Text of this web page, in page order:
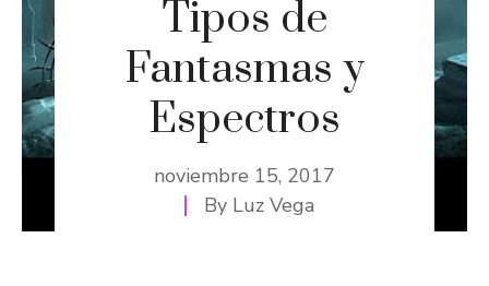
Tipos de
Fantasmas y
Espectros
noviembre 15, 2017
By Luz Vega